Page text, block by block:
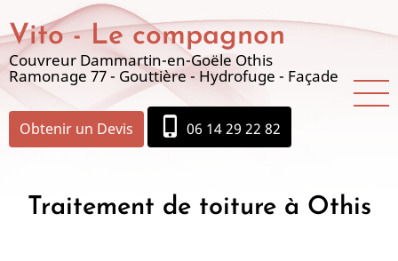
au
contenu
principal
Vito - Le compagnon
Couvreur Dammartin-en-Goële Othis
Ramonage 77 - Gouttière - Hydrofuge - Façade
Obtenir un Devis phone_iphone 06 14 29 22 82
Traitement de toiture à Othis